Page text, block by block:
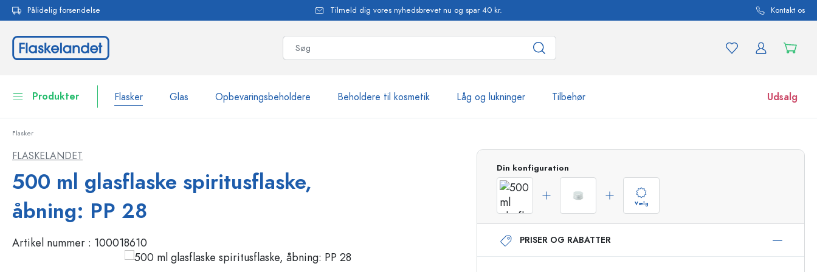
Gå til hovednavigation
Pålidelig forsendelse Tilmeld dig vores nyhedsbrevet nu og spar 40 kr. Kontakt os
Produkter Flasker Glas Opbevaringsbeholdere Beholdere til kosmetik Låg og lukninger Tilbehør Udsalg
Bordservice
Flasker efter mærke
WECK-flasker
Flasker med patentprop
Sprayflasker
Airless-dispensere
Roll-on flasker
Glas
Opdag nu
Køb nu
Flasker
FLASKELANDET
500 ml glasflaske spiritusflaske,
åbning: PP 28
Artikel nummer : 100018610
Din konfiguration
Vælg
PRISER OG RABATTER